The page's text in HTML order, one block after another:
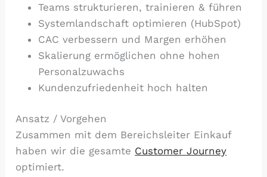
Teams strukturieren, trainieren & führen
Systemlandschaft optimieren (HubSpot)
CAC verbessern und Margen erhöhen
Skalierung ermöglichen ohne hohen
Personalzuwachs
Kundenzufriedenheit hoch halten
Ansatz / Vorgehen
Zusammen mit dem Bereichsleiter Einkauf
haben wir die gesamte Customer Journey
optimiert.